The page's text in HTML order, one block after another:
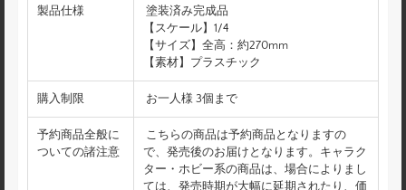
製品仕様
塗装済み完成品
【スケール】1/4
【サイズ】全高：約270mm
【素材】プラスチック
購入制限 お一人様 3個まで
予約商品全般に
ついての諸注意
こちらの商品は予約商品となりますの
で、発売後のお届けとなります。キャラク
ター・ホビー系の商品は、場合によりまし
ては、発売時期が大幅に延期されたり、価